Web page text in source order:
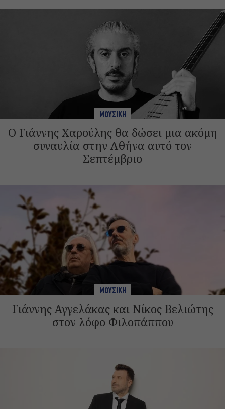
ΜΟΥΣΙΚΗ
Ο Γιάννης Χαρούλης θα δώσει μια ακόμη
συναυλία στην Αθήνα αυτό τον
Σεπτέμβριο
ΜΟΥΣΙΚΗ
Γιάννης Αγγελάκας και Νίκος Βελιώτης
στον λόφο Φιλοπάππου